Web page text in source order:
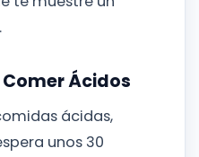
Comer Ácidos
ácidas,
unos 30